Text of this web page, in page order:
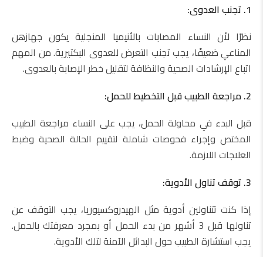
1. تجنب العدوى:
نظرًا لأن النساء المصابات بالأنيميا المنجلية يكون جهازهن
المناعي ضعيفًا، يجب تجنب التعرض للعدوى البكتيرية. من المهم
اتباع الإرشادات الصحية والنظافة لتقليل خطر الإصابة بالعدوى.
2. مراجعة الطبيب قبل التخطيط للحمل:
قبل البدء في محاولة الحمل، يجب على النساء مراجعة الطبيب
المختص وإجراء فحوصات شاملة لتقييم الحالة الصحية وضبط
العلاجات اللازمة.
3. توقف تناول الأدوية:
إذا كنت تتناولين أدوية مثل الهيدروكسيوريا، يجب التوقف عن
تناولها قبل 3 أشهر من بدء الحمل أو بمجرد معرفتك بالحمل.
يجب استشارة الطبيب حول البدائل الآمنة لتلك الأدوية.